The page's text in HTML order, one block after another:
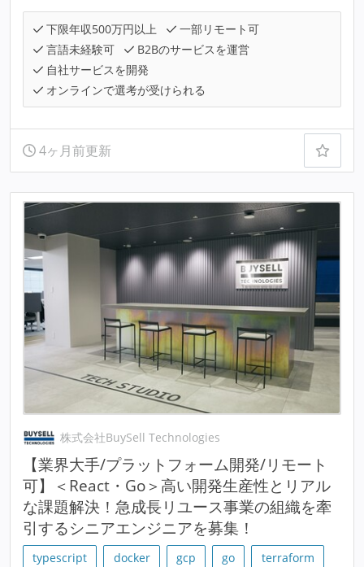
下限年収500万円以上
一部リモート可
言語未経験可
B2Bのサービスを運営
自社サービスを開発
オンラインで選考が受けられる
4ヶ月前更新
株式会社BuySell Technologies
【業界大手/プラットフォーム開発/リモート
可】＜React・Go＞高い開発生産性とリアル
な課題解決！急成長リユース事業の組織を牽
引するシニアエンジニアを募集！
typescript docker gcp go
terraform